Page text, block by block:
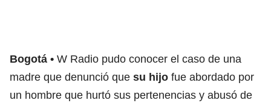
Bogotá
W Radio pudo conocer el caso de una
madre que denunció que su hijo fue abordado por
un hombre que hurtó sus pertenencias y abusó de